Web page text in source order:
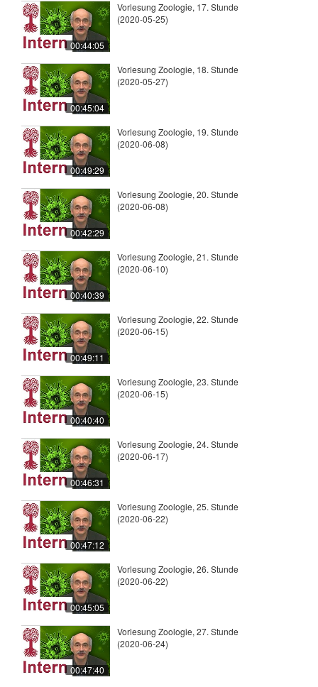
00:44:05
Vorlesung Zoologie, 17. Stunde
(2020-05-25)
00:45:04
Vorlesung Zoologie, 18. Stunde
(2020-05-27)
00:49:29
Vorlesung Zoologie, 19. Stunde
(2020-06-08)
00:42:29
Vorlesung Zoologie, 20. Stunde
(2020-06-08)
00:40:39
Vorlesung Zoologie, 21. Stunde
(2020-06-10)
00:49:11
Vorlesung Zoologie, 22. Stunde
(2020-06-15)
00:40:40
Vorlesung Zoologie, 23. Stunde
(2020-06-15)
00:46:31
Vorlesung Zoologie, 24. Stunde
(2020-06-17)
00:47:12
Vorlesung Zoologie, 25. Stunde
(2020-06-22)
00:45:05
Vorlesung Zoologie, 26. Stunde
(2020-06-22)
00:47:40
Vorlesung Zoologie, 27. Stunde
(2020-06-24)